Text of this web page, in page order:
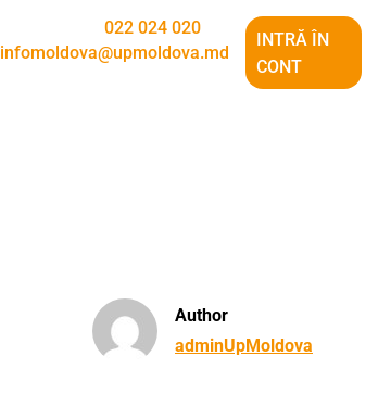
022 024 020
infomoldova@upmoldova.md
INTRĂ ÎN
CONT
Author
adminUpMoldova